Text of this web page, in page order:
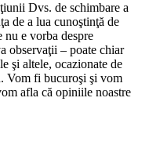
Dvs. de schimbare a
de a lua cunoştinţă de
e vorba despre
observaţii – poate chiar
şi altele, ocazionate de
Vom fi bucuroşi şi vom
afla că opiniile noastre